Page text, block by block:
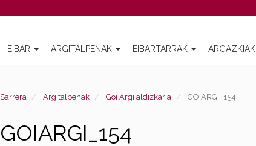
EIBAR ARGITALPENAK EIBARTARRAK ARGAZKIAK
Sarrera Argitalpenak Goi Argi aldizkaria GOIARGI_154
GOIARGI_154